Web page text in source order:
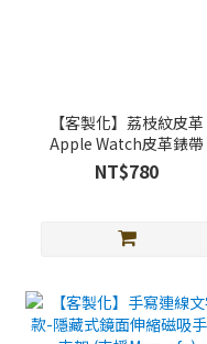
【客製化】荔枝紋皮革
Apple Watch皮革錶帶
NT$780